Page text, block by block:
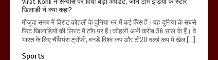
Virat Kohli ने संन्यास पर दिया बड़ा अपडेट, जानें टीम इंडिया के स्टार
खिलाड़ी ने क्या कहा?
मौजूदा समय में विराट कोहली के दुनिया भर में कई फैंस हैं। वह दुनिया के सबसे
फिट खिलाड़ियों की लिस्ट में टॉप पर हैं।कोहली अभी करीब 36 साल के हैं। वे
भारत के लिए चैंपियंस ट्रॉफी, वनडे विश्व कप और टी20 वर्ल्ड कप में खेल […]
Sports